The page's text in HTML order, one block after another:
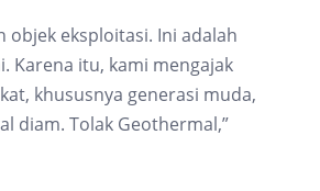
objek eksploitasi. Ini adalah
Karena itu, kami mengajak
khususnya generasi muda,
diam. Tolak Geothermal,”